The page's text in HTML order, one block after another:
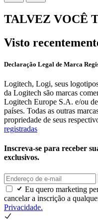
TALVEZ VOCÊ
Visto
Declaração Legal de Marca
Logitech, Logi, seus
da Logitech são marcas
Logitech Europe S.A. e/ou
países. Todas as outras
propriedade de seus
registradas
Inscreva-se para receber
exclusivos.
Eu quero marketing
cancelar a inscrição a
Privacidade.